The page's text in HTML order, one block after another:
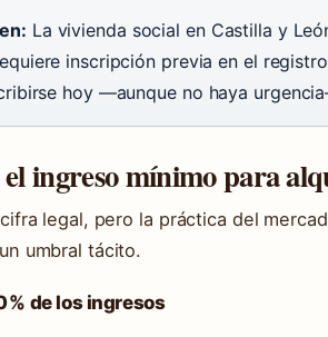
La vivienda social en Castilla y
inscripción previa en el
hoy —aunque no haya
el ingreso mínimo para
legal, pero la práctica del
umbral tácito.
% de los ingresos